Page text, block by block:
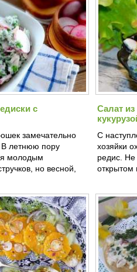
с
замечательно
В летнюю пору
молодым
но весной,
Салат
С
хозяйки
редис.
открытом